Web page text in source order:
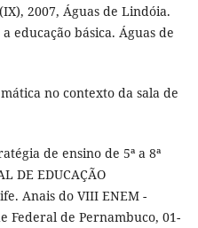
(IX), 2007, Águas de Lindóia.
educação básica. Águas de
no contexto da sala de
de ensino de 5ª a 8ª
DE EDUCAÇÃO
Anais do VIII ENEM -
Federal de Pernambuco, 01-